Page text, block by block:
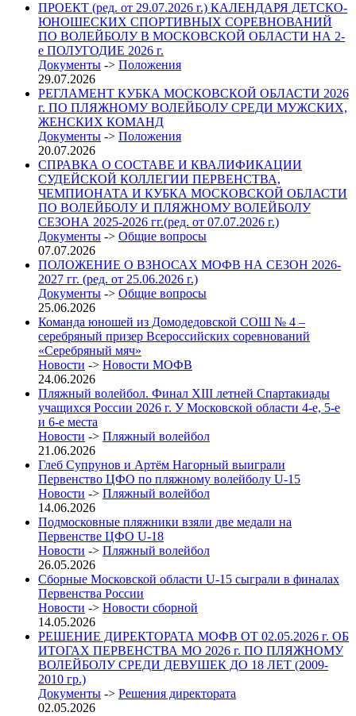
ПРОЕКТ (ред. от 29.07.2026 г.) КАЛЕНДАРЯ ДЕТСКО-
ЮНОШЕСКИХ СПОРТИВНЫХ СОРЕВНОВАНИЙ
ПО ВОЛЕЙБОЛУ В МОСКОВСКОЙ ОБЛАСТИ НА 2-
е ПОЛУГОДИЕ 2026 г.
Документы -> Положения
29.07.2026
РЕГЛАМЕНТ КУБКА МОСКОВСКОЙ ОБЛАСТИ 2026
г. ПО ПЛЯЖНОМУ ВОЛЕЙБОЛУ СРЕДИ МУЖСКИХ,
ЖЕНСКИХ КОМАНД
Документы -> Положения
20.07.2026
СПРАВКА О СОСТАВЕ И КВАЛИФИКАЦИИ
СУДЕЙСКОЙ КОЛЛЕГИИ ПЕРВЕНСТВА,
ЧЕМПИОНАТА И КУБКА МОСКОВСКОЙ ОБЛАСТИ
ПО ВОЛЕЙБОЛУ И ПЛЯЖНОМУ ВОЛЕЙБОЛУ
СЕЗОНА 2025-2026 гг.(ред. от 07.07.2026 г.)
Документы -> Общие вопросы
07.07.2026
ПОЛОЖЕНИЕ О ВЗНОСАХ МОФВ НА СЕЗОН 2026-
2027 гг. (ред. от 25.06.2026 г.)
Документы -> Общие вопросы
25.06.2026
Команда юношей из Домодедовской СОШ № 4 –
серебряный призер Всероссийских соревнований
«Серебряный мяч»
Новости -> Новости МОФВ
24.06.2026
Пляжный волейбол. Финал XIII летней Спартакиады
учащихся России 2026 г. У Московской области 4-е, 5-е
и 6-е места
Новости -> Пляжный волейбол
21.06.2026
Глеб Супрунов и Артём Нагорный выиграли
Первенство ЦФО по пляжному волейболу U-15
Новости -> Пляжный волейбол
14.06.2026
Подмосковные пляжники взяли две медали на
Первенстве ЦФО U-18
Новости -> Пляжный волейбол
26.05.2026
Сборные Московской области U-15 сыграли в финалах
Первенства России
Новости -> Новости сборной
14.05.2026
РЕШЕНИЕ ДИРЕКТОРАТА МОФВ ОТ 02.05.2026 г. ОБ
ИТОГАХ ПЕРВЕНСТВА МО 2026 г. ПО ПЛЯЖНОМУ
ВОЛЕЙБОЛУ СРЕДИ ДЕВУШЕК ДО 18 ЛЕТ (2009-
2010 гр.)
Документы -> Решения директората
02.05.2026